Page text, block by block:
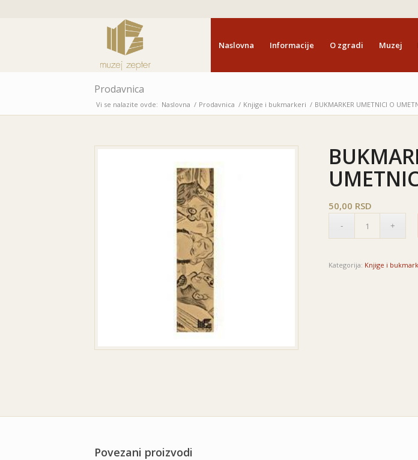
Naslovna Informacije O zgradi Muzej
Prodavnica
Vi se nalazite ovde: Naslovna / Prodavnica / Knjige i bukmarkeri / BUKMARKER UMETNICI O
50,00 RSD
Kategorija: Knjige i
Povezani proizvodi